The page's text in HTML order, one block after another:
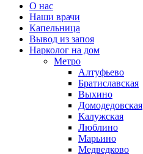
О нас
Наши врачи
Капельница
Вывод из запоя
Нарколог на дом
Метро
Алтуфьево
Братиславская
Выхино
Домодедовская
Калужская
Люблино
Марьино
Медведково